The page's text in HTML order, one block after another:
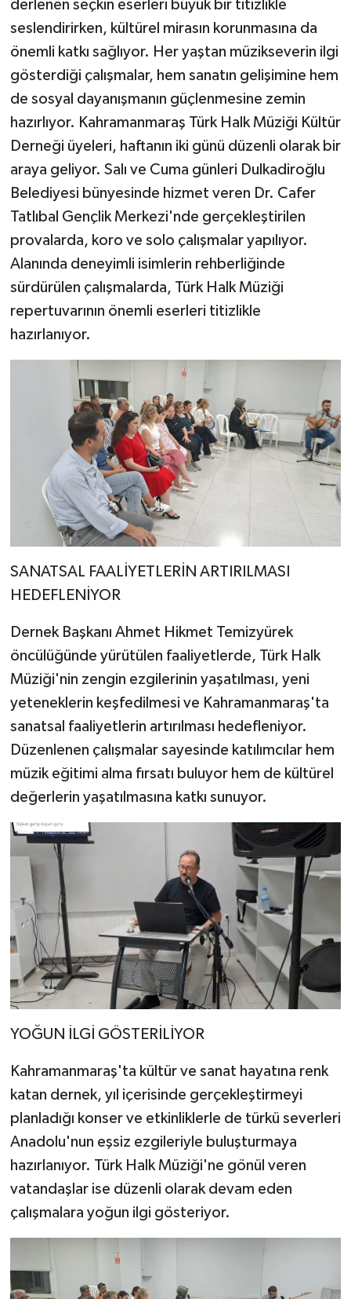
derlenen seçkin eserleri büyük bir titizlikle
seslendirirken, kültürel mirasın korunmasına da
önemli katkı sağlıyor. Her yaştan müzikseverin ilgi
gösterdiği çalışmalar, hem sanatın gelişimine hem
de sosyal dayanışmanın güçlenmesine zemin
hazırlıyor. Kahramanmaraş Türk Halk Müziği Kültür
Derneği üyeleri, haftanın iki günü düzenli olarak bir
araya geliyor. Salı ve Cuma günleri Dulkadiroğlu
Belediyesi bünyesinde hizmet veren Dr. Cafer
Tatlıbal Gençlik Merkezi'nde gerçekleştirilen
provalarda, koro ve solo çalışmalar yapılıyor.
Alanında deneyimli isimlerin rehberliğinde
sürdürülen çalışmalarda, Türk Halk Müziği
repertuvarının önemli eserleri titizlikle
hazırlanıyor.
SANATSAL FAALİYETLERİN ARTIRILMASI
HEDEFLENİYOR
Dernek Başkanı Ahmet Hikmet Temizyürek
öncülüğünde yürütülen faaliyetlerde, Türk Halk
Müziği'nin zengin ezgilerinin yaşatılması, yeni
yeteneklerin keşfedilmesi ve Kahramanmaraş'ta
sanatsal faaliyetlerin artırılması hedefleniyor.
Düzenlenen çalışmalar sayesinde katılımcılar hem
müzik eğitimi alma fırsatı buluyor hem de kültürel
değerlerin yaşatılmasına katkı sunuyor.
YOĞUN İLGİ GÖSTERİLİYOR
Kahramanmaraş'ta kültür ve sanat hayatına renk
katan dernek, yıl içerisinde gerçekleştirmeyi
planladığı konser ve etkinliklerle de türkü severleri
Anadolu'nun eşsiz ezgileriyle buluşturmaya
hazırlanıyor. Türk Halk Müziği'ne gönül veren
vatandaşlar ise düzenli olarak devam eden
çalışmalara yoğun ilgi gösteriyor.